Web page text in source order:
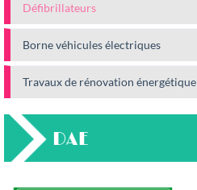
Défibrillateurs
Borne véhicules électriques
Travaux de rénovation énergétique
DAE